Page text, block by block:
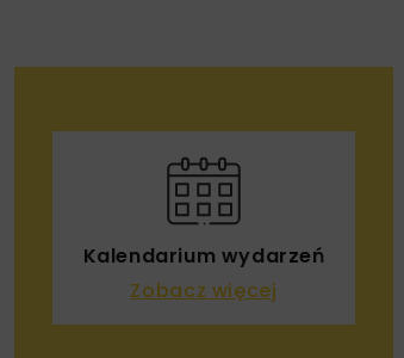
Kalendarium wydarzeń
Zobacz więcej